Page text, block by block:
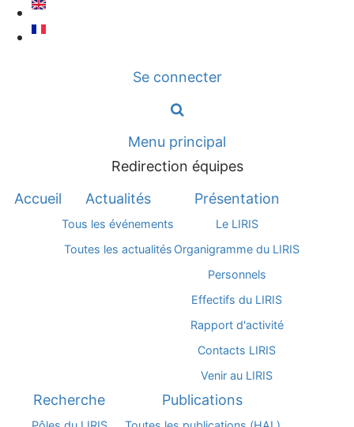
principal
Se connecter
Menu principal
Redirection équipes
Accueil
Actualités
Tous les événements
Toutes les actualités
Présentation
Le LIRIS
Organigramme du LIRIS
Personnels
Effectifs du LIRIS
Rapport d'activité
Contacts LIRIS
Venir au LIRIS
Recherche Publications